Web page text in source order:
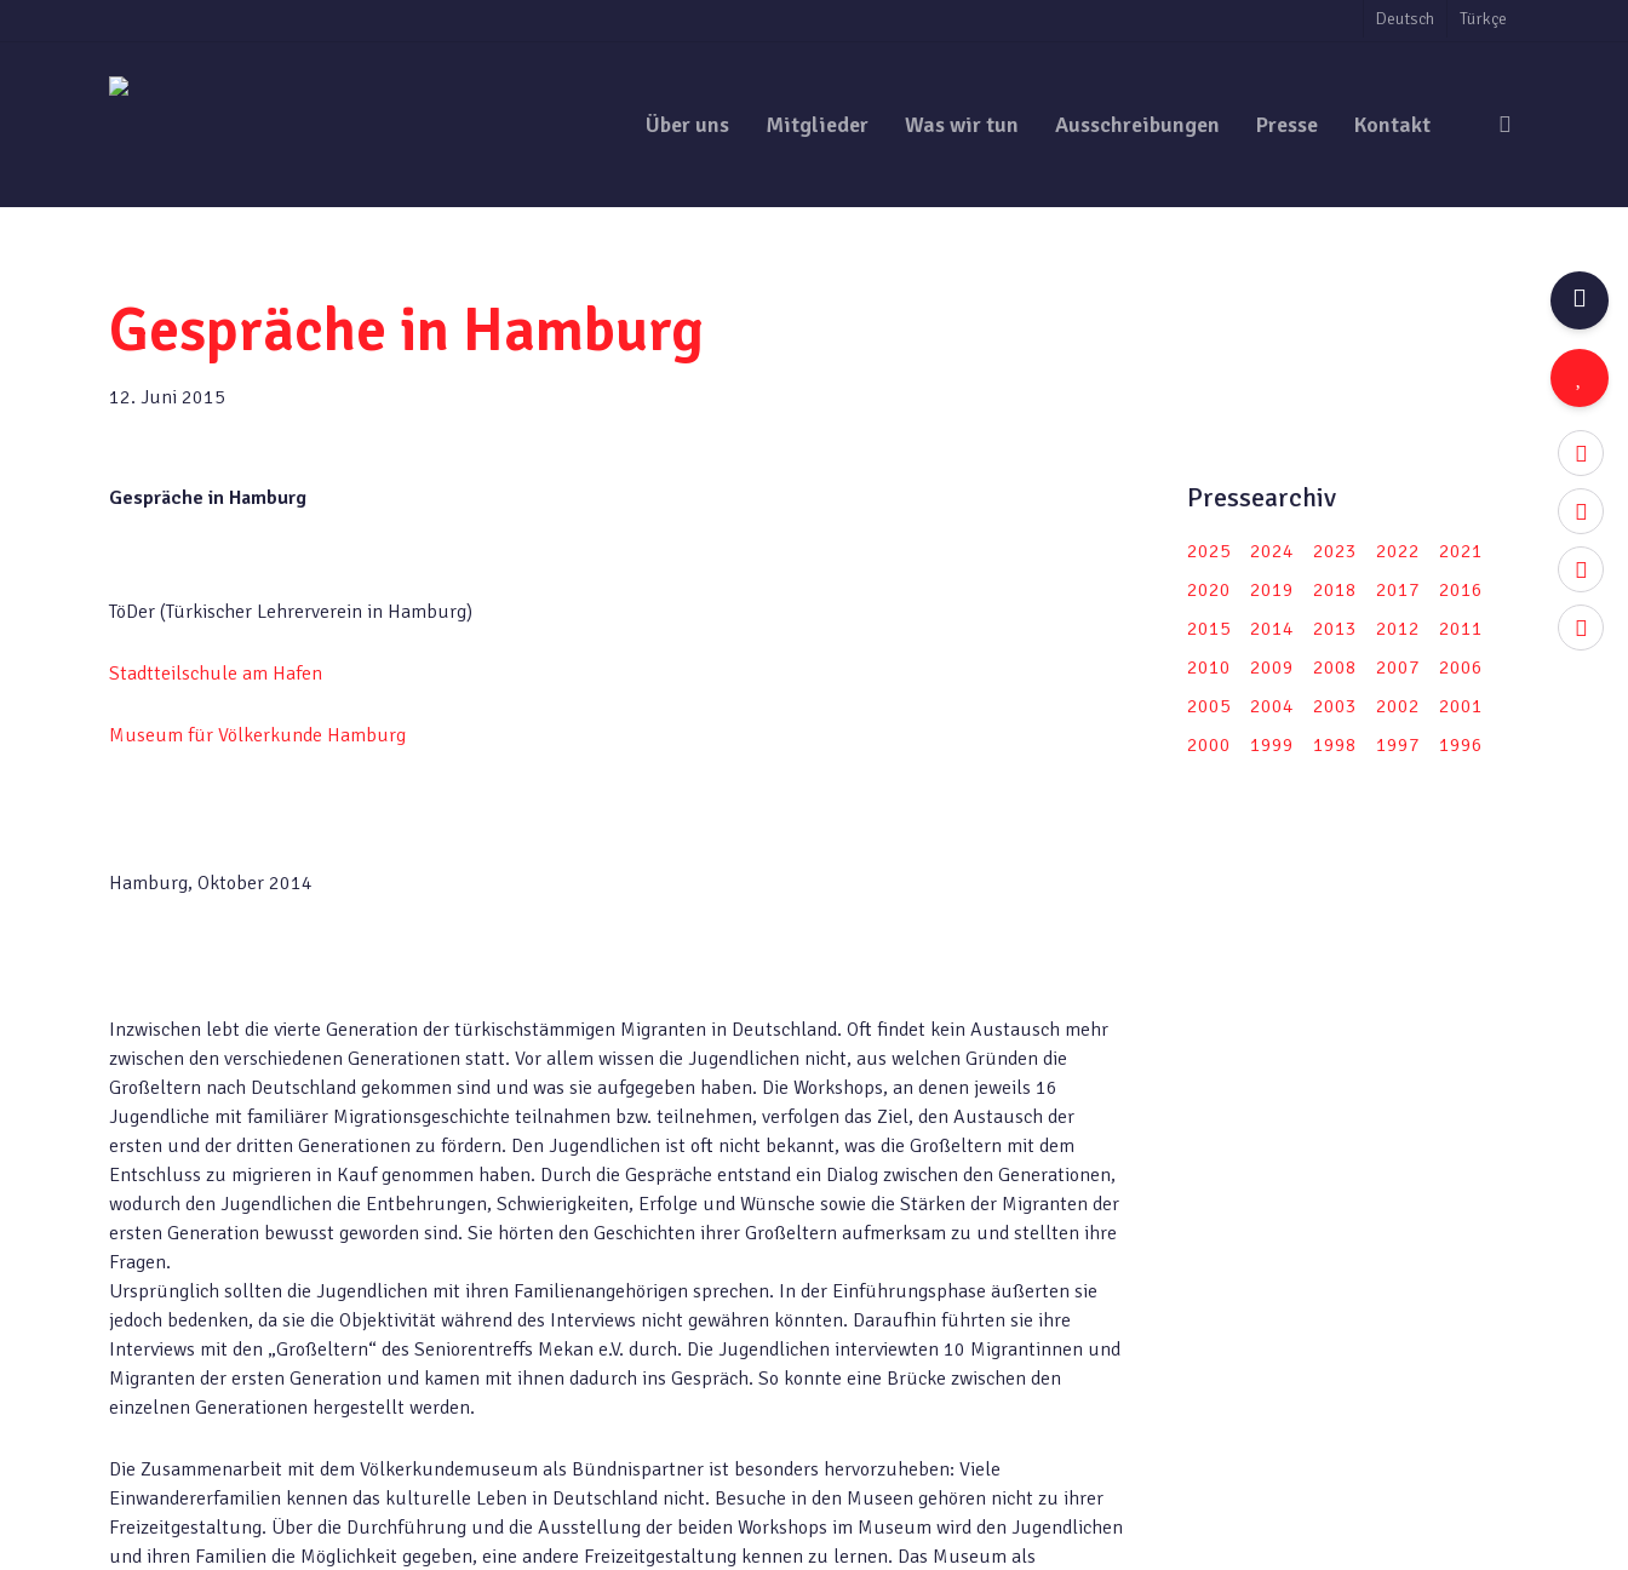
twitter
Deutsch Türkçe
Über uns Mitglieder Was wir tun Ausschreibungen Presse Kontakt
Gespräche in Hamburg
12. Juni 2015
Gespräche in Hamburg
TöDer (Türkischer Lehrerverein in Hamburg)
Stadtteilschule am Hafen
Museum für Völkerkunde Hamburg
Hamburg, Oktober 2014
Inzwischen lebt die vierte Generation der türkischstämmigen Migranten in Deutschland. Oft findet kein Austausch mehr
zwischen den verschiedenen Generationen statt. Vor allem wissen die Jugendlichen nicht, aus welchen Gründen die
Großeltern nach Deutschland gekommen sind und was sie aufgegeben haben. Die Workshops, an denen jeweils 16
Jugendliche mit familiärer Migrationsgeschichte teilnahmen bzw. teilnehmen, verfolgen das Ziel, den Austausch der
ersten und der dritten Generationen zu fördern. Den Jugendlichen ist oft nicht bekannt, was die Großeltern mit dem
Entschluss zu migrieren in Kauf genommen haben. Durch die Gespräche entstand ein Dialog zwischen den Generationen,
wodurch den Jugendlichen die Entbehrungen, Schwierigkeiten, Erfolge und Wünsche sowie die Stärken der Migranten der
ersten Generation bewusst geworden sind. Sie hörten den Geschichten ihrer Großeltern aufmerksam zu und stellten ihre
Fragen.
Ursprünglich sollten die Jugendlichen mit ihren Familienangehörigen sprechen. In der Einführungsphase äußerten sie
jedoch bedenken, da sie die Objektivität während des Interviews nicht gewähren könnten. Daraufhin führten sie ihre
Interviews mit den „Großeltern“ des Seniorentreffs Mekan e.V. durch. Die Jugendlichen interviewten 10 Migrantinnen und
Migranten der ersten Generation und kamen mit ihnen dadurch ins Gespräch. So konnte eine Brücke zwischen den
einzelnen Generationen hergestellt werden.
Die Zusammenarbeit mit dem Völkerkundemuseum als Bündnispartner ist besonders hervorzuheben: Viele
Einwandererfamilien kennen das kulturelle Leben in Deutschland nicht. Besuche in den Museen gehören nicht zu ihrer
Freizeitgestaltung. Über die Durchführung und die Ausstellung der beiden Workshops im Museum wird den Jugendlichen
und ihren Familien die Möglichkeit gegeben, eine andere Freizeitgestaltung kennen zu lernen. Das Museum als
Pressearchiv
2025 2024 2023 2022
2021
2020
2019 2018 2017
2016
2015
2014 2013 2012
2011
2010
2009 2008 2007
2006
2005
2004 2003 2002
2001
2000
1999 1998 1997 1996